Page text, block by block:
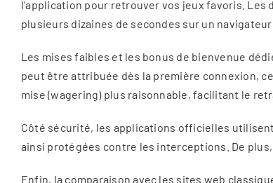
l’application pour retrouver vos jeux favoris.
plusieurs dizaines de secondes sur un navigateur
Les mises faibles et les bonus de bienvenue
peut être attribuée dès la première connexion,
mise (wagering) plus raisonnable, facilitant le
Côté sécurité, les applications officielles
ainsi protégées contre les interceptions. De
Enfin, la comparaison avec les sites web